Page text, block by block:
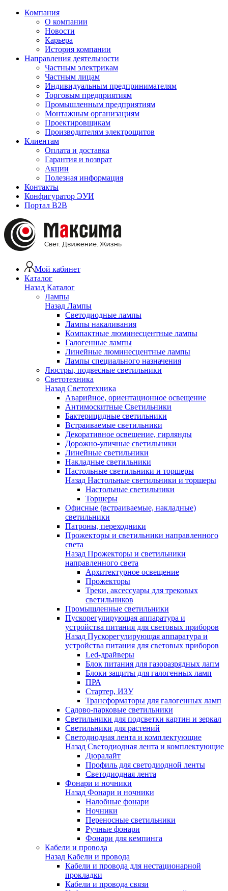
Компания
О компании
Новости
Карьера
История компании
Направления деятельности
Частным электрикам
Частным лицам
Индивидуальным предпринимателям
Торговым предприятиям
Промышленным предприятиям
Монтажным организациям
Проектировщикам
Производителям электрощитов
Клиентам
Оплата и доставка
Гарантия и возврат
Акции
Полезная информация
Контакты
Конфигуратор ЭУИ
Портал B2B
Мой кабинет
Каталог
Назад Каталог
Лампы
Назад Лампы
Светодиодные лампы
Лампы накаливания
Компактные люминесцентные лампы
Галогенные лампы
Линейные люминесцентные лампы
Лампы специального назначения
Люстры, подвесные светильники
Светотехника
Назад Светотехника
Аварийное, ориентационное освещение
Антимоскитные Светильники
Бактерицидные светильники
Встраиваемые светильники
Декоративное освещение, гирлянды
Дорожно-уличные светильники
Линейные светильники
Накладные светильники
Настольные светильники и торшеры
Назад Настольные светильники и торшеры
Настольные светильники
Торшеры
Офисные (встраиваемые, накладные)
светильники
Патроны, переходники
Прожекторы и светильники направленного
света
Назад Прожекторы и светильники
направленного света
Архитектурное освещение
Прожекторы
Треки, аксессуары для трековых
светильников
Промышленные светильники
Пускорегулирующая аппаратура и
устройства питания для световых приборов
Назад Пускорегулирующая аппаратура и
устройства питания для световых приборов
Led-драйверы
Блок питания для газоразрядных лапм
Блоки защиты для галогенных ламп
ПРА
Стартер, ИЗУ
Трансформаторы для галогенных ламп
Садово-парковые светильники
Светильники для подсветки картин и зеркал
Светильники для растений
Светодиодная лента и комплектующие
Назад Светодиодная лента и комплектующие
Дюралайт
Профиль для светодиодной ленты
Светодиодная лента
Фонари и ночники
Назад Фонари и ночники
Налобные фонари
Ночники
Переносные светильники
Ручные фонари
Фонари для кемпинга
Кабели и провода
Назад Кабели и провода
Кабели и провода для нестационарной
прокладки
Кабели и провода связи